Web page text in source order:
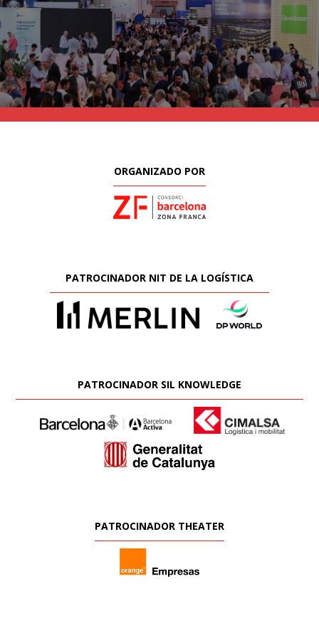
ORGANIZADO POR
PATROCINADOR NIT DE LA LOGÍSTICA
PATROCINADOR SIL KNOWLEDGE
PATROCINADOR THEATER